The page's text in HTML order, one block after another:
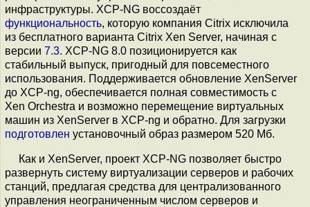
инфраструктуры. XCP-NG воссоздаёт
функциональность, которую компания Citrix исключила
из бесплатного варианта Citrix Xen Server, начиная c
версии 7.3. XCP-NG 8.0 позиционируется как
стабильный выпуск, пригодный для повсеместного
использования. Поддерживается обновление XenServer
до XCP-ng, обеспечивается полная совместимость с
Xen Orchestra и возможно перемещение виртуальных
машин из XenServer в XCP-ng и обратно. Для загрузки
подготовлен установочный образ размером 520 Мб.
Как и XenServer, проект XCP-NG позволяет быстро
развернуть систему виртуализации серверов и рабочих
станций, предлагая средства для централизованного
управления неограниченным числом серверов и